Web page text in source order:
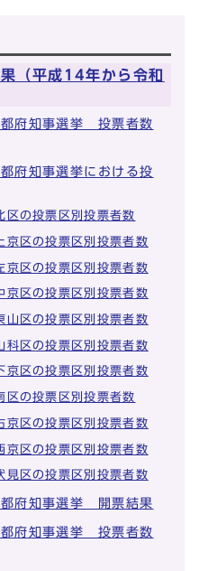
（平成14年から令和
府知事選挙 投票者数
府知事選挙における投
区の投票区別投票者数
京区の投票区別投票者数
京区の投票区別投票者数
京区の投票区別投票者数
山区の投票区別投票者数
科区の投票区別投票者数
京区の投票区別投票者数
区の投票区別投票者数
京区の投票区別投票者数
京区の投票区別投票者数
見区の投票区別投票者数
府知事選挙 開票結果
府知事選挙 投票者数